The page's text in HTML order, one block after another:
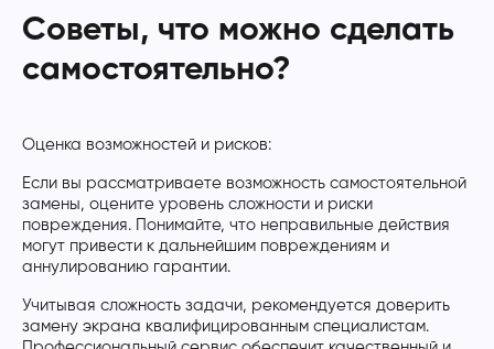
Советы, что можно сделать
самостоятельно?
Оценка возможностей и рисков:
Если вы рассматриваете возможность самостоятельной
замены, оцените уровень сложности и риски
повреждения. Понимайте, что неправильные действия
могут привести к дальнейшим повреждениям и
аннулированию гарантии.
Учитывая сложность задачи, рекомендуется доверить
замену экрана квалифицированным специалистам.